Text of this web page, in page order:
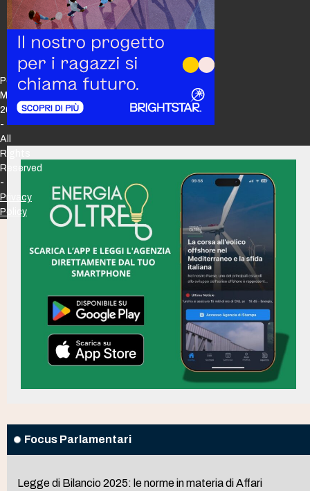
Focus Parlamentari
Legge di Bilancio 2025: le norme in materia di Affari
Policy
Maker
2026
-
All
Rights
Reserved
-
Privacy
Policy